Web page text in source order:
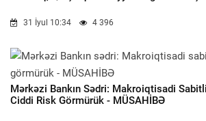
31 İyul 10:34 4 396
Mərkəzi Bankın Sədri: Makroiqtisadi
Ciddi Risk Görmürük - MÜSAHİBƏ